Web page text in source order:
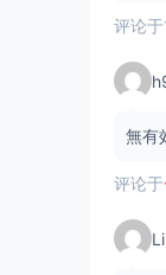
评论于
無有
评论于